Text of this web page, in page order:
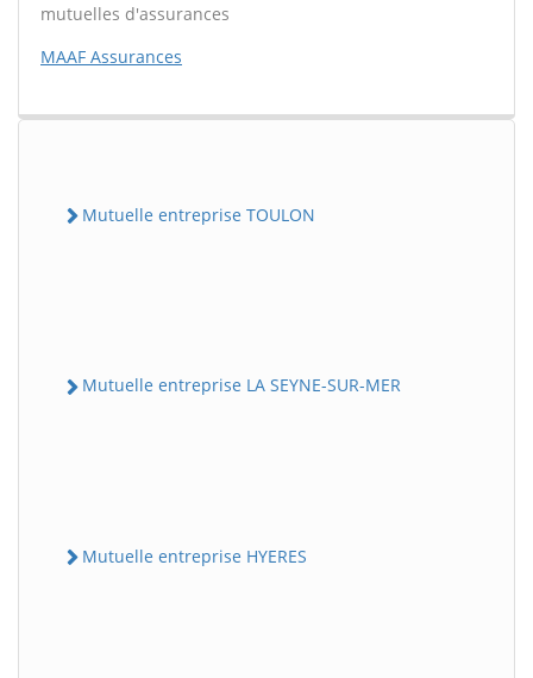
mutuelles d'assurances
MAAF Assurances
Mutuelle entreprise TOULON
Mutuelle entreprise LA SEYNE-SUR-MER
Mutuelle entreprise HYERES